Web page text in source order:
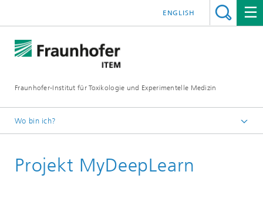
Fraunhofer-Institut für Toxikologie und Experimentelle Medizin
ENGLISH
Wo bin ich?
F&E-Kompetenzen
Projekt MyDeepLearn